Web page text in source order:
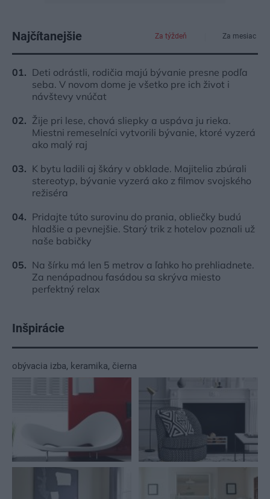
Najčítanejšie Za týždeň Za mesiac
Deti odrástli, rodičia majú bývanie presne podľa
seba. V novom dome je všetko pre ich život i
návštevy vnúčat
Žije pri lese, chová sliepky a uspáva ju rieka.
Miestni remeselníci vytvorili bývanie, ktoré vyzerá
ako malý raj
K bytu ladili aj škáry v obklade. Majitelia zbúrali
stereotyp, bývanie vyzerá ako z filmov svojského
režiséra
Pridajte túto surovinu do prania, obliečky budú
hladšie a pevnejšie. Starý trik z hotelov poznali už
naše babičky
Na šírku má len 5 metrov a ľahko ho prehliadnete.
Za nenápadnou fasádou sa skrýva miesto
perfektný relax
Inšpirácie
obývacia izba, keramika, čierna